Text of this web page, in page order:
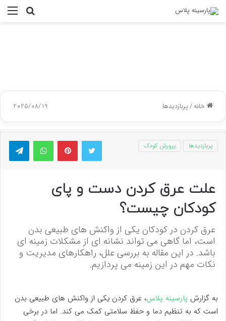
جستجو
خانه/پربازدیدها 2025/08/19
توییتر پینتریستواتس آپ
پربازدیدها پرورش کودک
علت عرق کردن دست و پای
کودکان چیست؟
عرق کردن در کودکان یکی از واکنش های طبیعی بدن
است، اما گاهی می تواند نشانه ای از مشکلات زمینه ای
باشد. در این مقاله به بررسی علل، راهکارهای مدیریت و
نکات مهم در این زمینه می پردازیم.
به گزارش پارسینه پلاس، عرق کردن یکی از واکنش های طبیعی بدن
است که به تنظیم دما و حفظ سلامتی کمک می کند. اما در برخی